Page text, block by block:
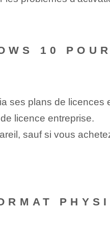
10
ses plans de licences
licence ⁢entreprise.
sauf si vous